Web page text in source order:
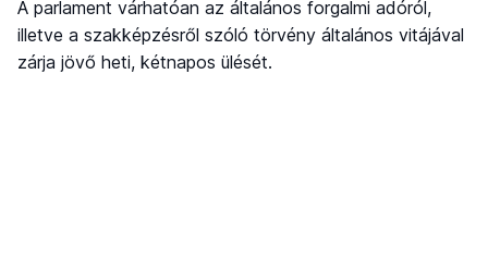
A parlament várhatóan az általános forgalmi adóról,
illetve a szakképzésről szóló törvény általános vitájával
zárja jövő heti, kétnapos ülését.